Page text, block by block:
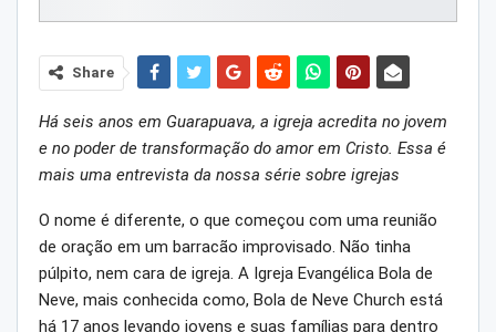
Share
Há seis anos em Guarapuava, a igreja acredita no jovem
e no poder de transformação do amor em Cristo. Essa é
mais uma entrevista da nossa série sobre igrejas
O nome é diferente, o que começou com uma reunião
de oração em um barracão improvisado. Não tinha
púlpito, nem cara de igreja. A Igreja Evangélica Bola de
Neve, mais conhecida como, Bola de Neve Church está
há 17 anos levando jovens e suas famílias para dentro